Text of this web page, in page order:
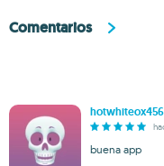
Comentarios
buena app